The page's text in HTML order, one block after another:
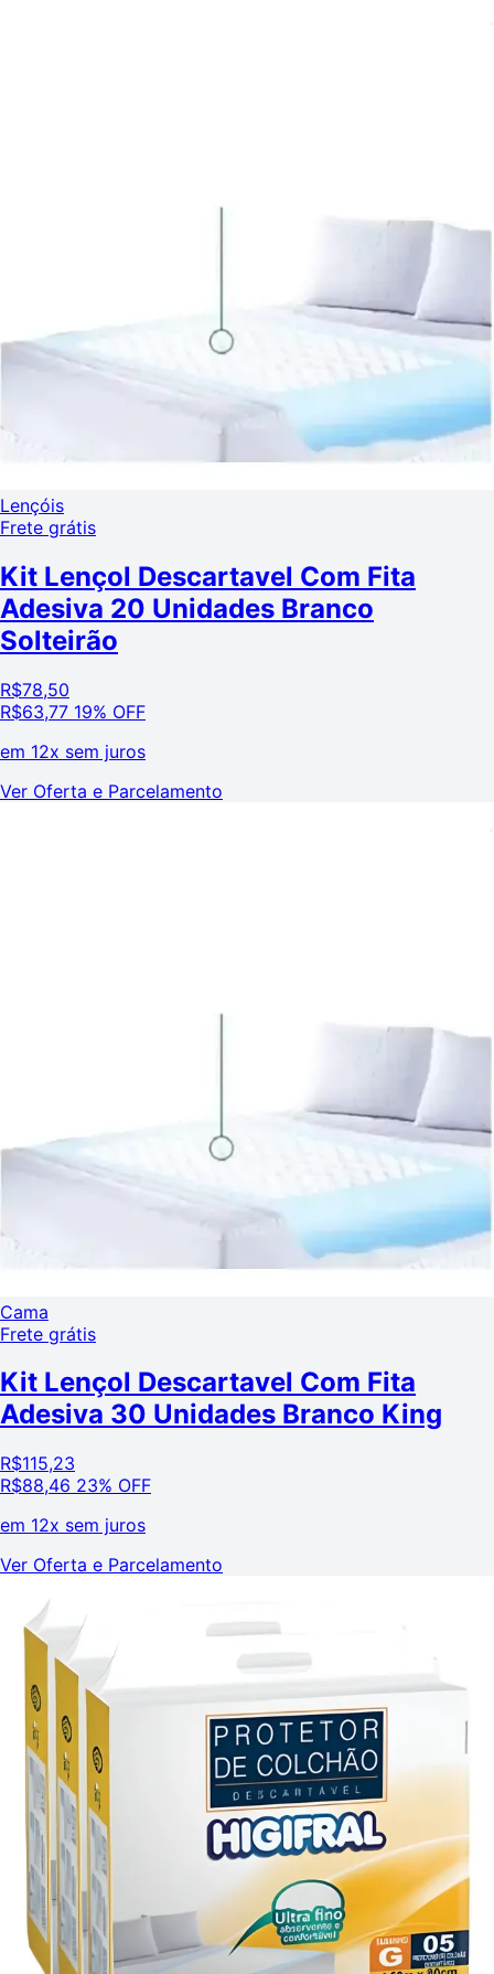
Lençóis
Frete grátis
Kit Lençol Descartavel Com Fita
Adesiva 20 Unidades Branco
Solteirão
R$78,50
R$63,77 19% OFF
em 12x sem juros
Ver Oferta e Parcelamento
Cama
Frete grátis
Kit Lençol Descartavel Com Fita
Adesiva 30 Unidades Branco King
R$115,23
R$88,46 23% OFF
em 12x sem juros
Ver Oferta e Parcelamento